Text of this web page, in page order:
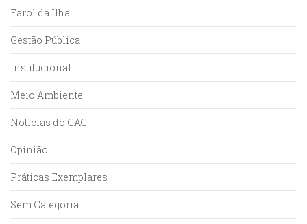
Farol da Ilha
Gestão Pública
Institucional
Meio Ambiente
Notícias do GAC
Opinião
Práticas Exemplares
Sem Categoria